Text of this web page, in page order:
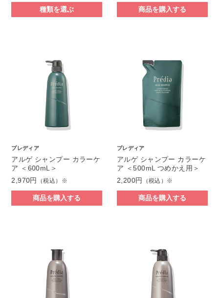
種類を選ぶ 商品を購入する
プレディア
アルゲ シャンプー カラーケ
ア ＜600mL＞
2,970円
（税込）※
商品を購入する
プレディア
アルゲ シャンプー カラーケ
ア ＜500mL つめかえ用＞
2,200円
（税込）※
商品を購入する